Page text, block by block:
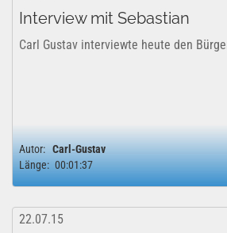
Interview mit Sebastian
Carl Gustav interviewte heute den
Autor: Carl-Gustav
Länge: 00:01:37
22.07.15